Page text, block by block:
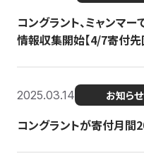
コングラント、ミャンマ
情報収集開始【4/7寄付先
2025.03.14 お知らせ
コングラントが寄付月間